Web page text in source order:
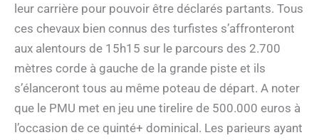
leur carrière pour pouvoir être déclarés partants. Tous
ces chevaux bien connus des turfistes s’affronteront
aux alentours de 15h15 sur le parcours des 2.700
mètres corde à gauche de la grande piste et ils
s’élanceront tous au même poteau de départ. A noter
que le PMU met en jeu une tirelire de 500.000 euros à
l’occasion de ce quinté+ dominical. Les parieurs ayant